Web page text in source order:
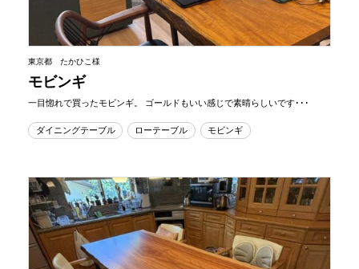
東京都 たかひこ様
モビンギ
一目惚れで買ったモビンギ。 ゴールドもいい感じで素晴らしいです･･･
ダイニングテーブル ローテーブル モビンギ